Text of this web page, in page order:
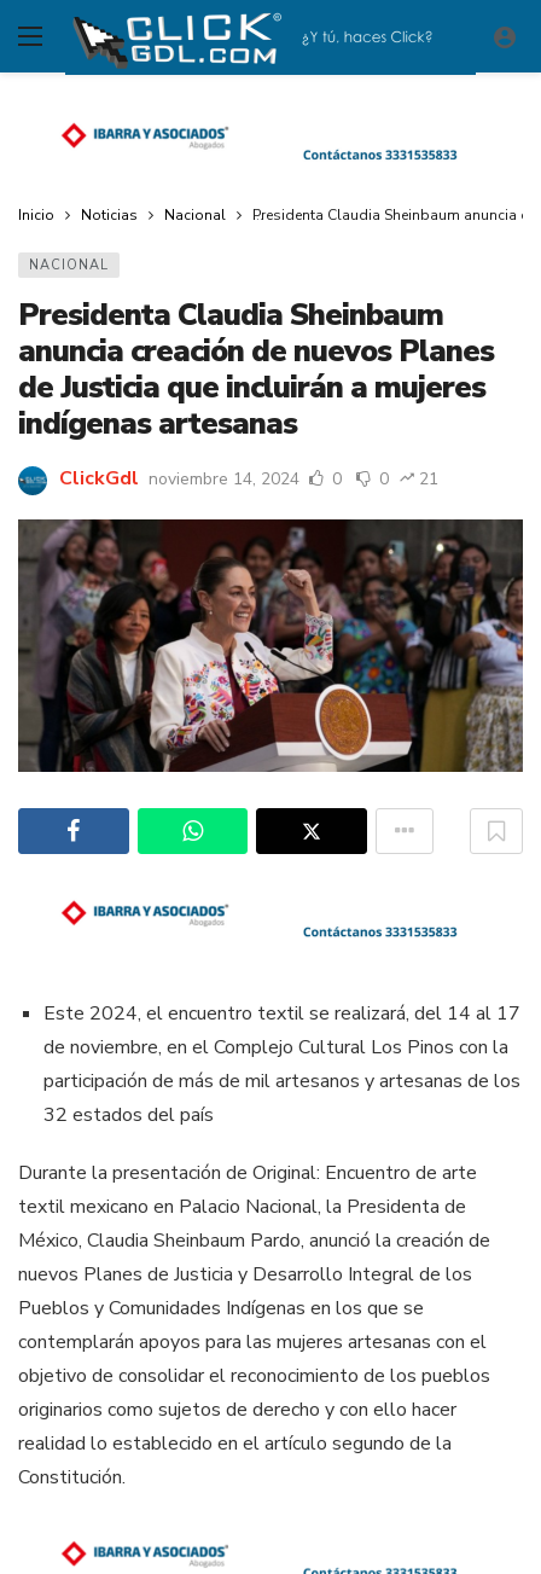
Inicio Noticias Nacional Presidenta Claudia Sheinbaum anuncia
NACIONAL
Presidenta Claudia Sheinbaum
anuncia creación de nuevos Planes
de Justicia que incluirán a mujeres
indígenas artesanas
ClickGdl noviembre 14, 2024 0 0 21
Este 2024, el encuentro textil se realizará, del 14 al 17
de noviembre, en el Complejo Cultural Los Pinos con la
participación de más de mil artesanos y artesanas de los
32 estados del país
Durante la presentación de Original: Encuentro de arte
textil mexicano en Palacio Nacional, la Presidenta de
México, Claudia Sheinbaum Pardo, anunció la creación de
nuevos Planes de Justicia y Desarrollo Integral de los
Pueblos y Comunidades Indígenas en los que se
contemplarán apoyos para las mujeres artesanas con el
objetivo de consolidar el reconocimiento de los pueblos
originarios como sujetos de derecho y con ello hacer
realidad lo establecido en el artículo segundo de la
Constitución.